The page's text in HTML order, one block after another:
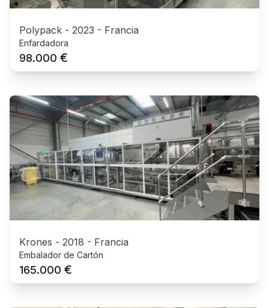
Polypack - 2023 - Francia
Enfardadora
98.000 €
Krones - 2018 - Francia
Embalador de Cartón
165.000 €